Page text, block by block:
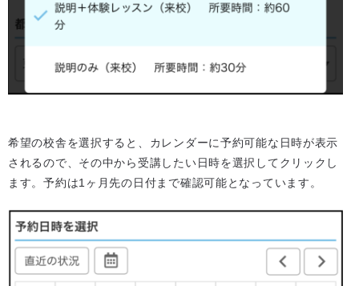
希望の校舎を選択すると、カレンダーに予約可能な日時が表示
されるので、その中から受講したい日時を選択してクリックし
ます。予約は1ヶ月先の日付まで確認可能となっています。